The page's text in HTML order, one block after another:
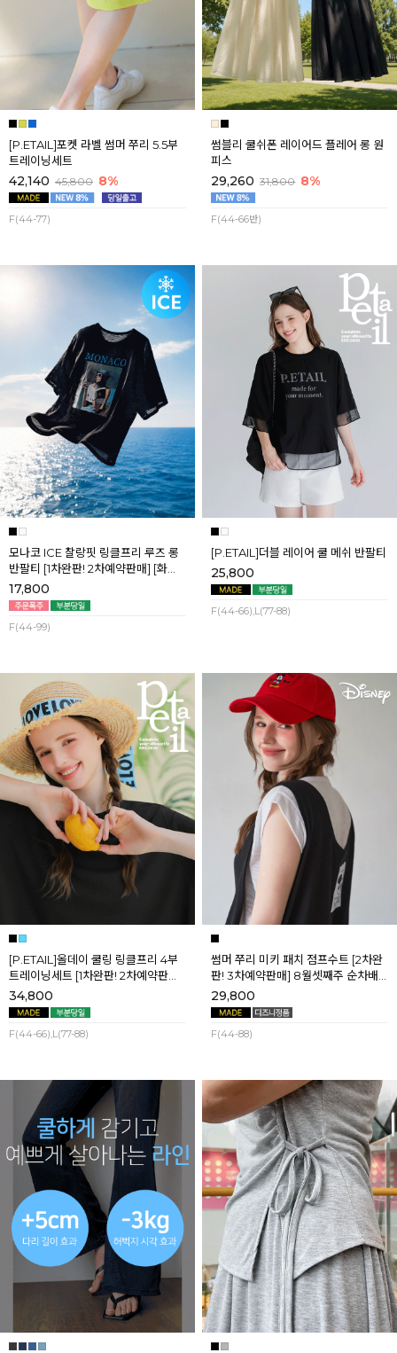
[P.ETAIL]포켓 라벨 썸머 쭈리 5.5부
트레이닝세트
42,140 45,800 8%
F(44-77)
썸블리 쿨쉬폰 레이어드 플레어 롱 원
피스
29,260 31,800 8%
F(44-66반)
모나코 ICE 찰랑핏 링클프리 루즈 롱
반팔티 [1차완판! 2차예약판매] [화이
트] 8월첫째주 순차배송
17,800
F(44-99)
[P.ETAIL]더블 레이어 쿨 메쉬 반팔티
25,800
F(44-66),L(77-88)
[P.ETAIL]올데이 쿨링 링클프리 4부
트레이닝세트 [1차완판! 2차예약판매]
[블랙L] 8월셋째주 순차배송
34,800
F(44-66),L(77-88)
썸머 쭈리 미키 패치 점프수트 [2차완
판! 3차예약판매] 8월셋째주 순차배
송
29,800
F(44-88)